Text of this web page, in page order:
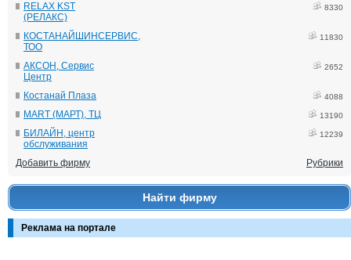
RELAX KST
(РЕЛАКС)
8330
КОСТАНАЙШИНСЕРВИС,
ТОО
11830
АКСОН, Сервис
Центр
2652
Костанай Плаза 4088
MART (МАРТ), ТЦ 13190
БИЛАЙН, центр
обслуживания
12239
Добавить фирму Рубрики
Найти фирму
Реклама на портале